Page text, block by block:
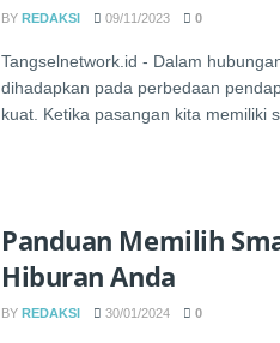
BY REDAKSI 09/11/2023 0
Tangselnetwork.id - Dalam
dihadapkan pada perbedaan
kuat. Ketika pasangan kita memiliki
Panduan Memilih
Hiburan Anda
BY REDAKSI 30/01/2024 0